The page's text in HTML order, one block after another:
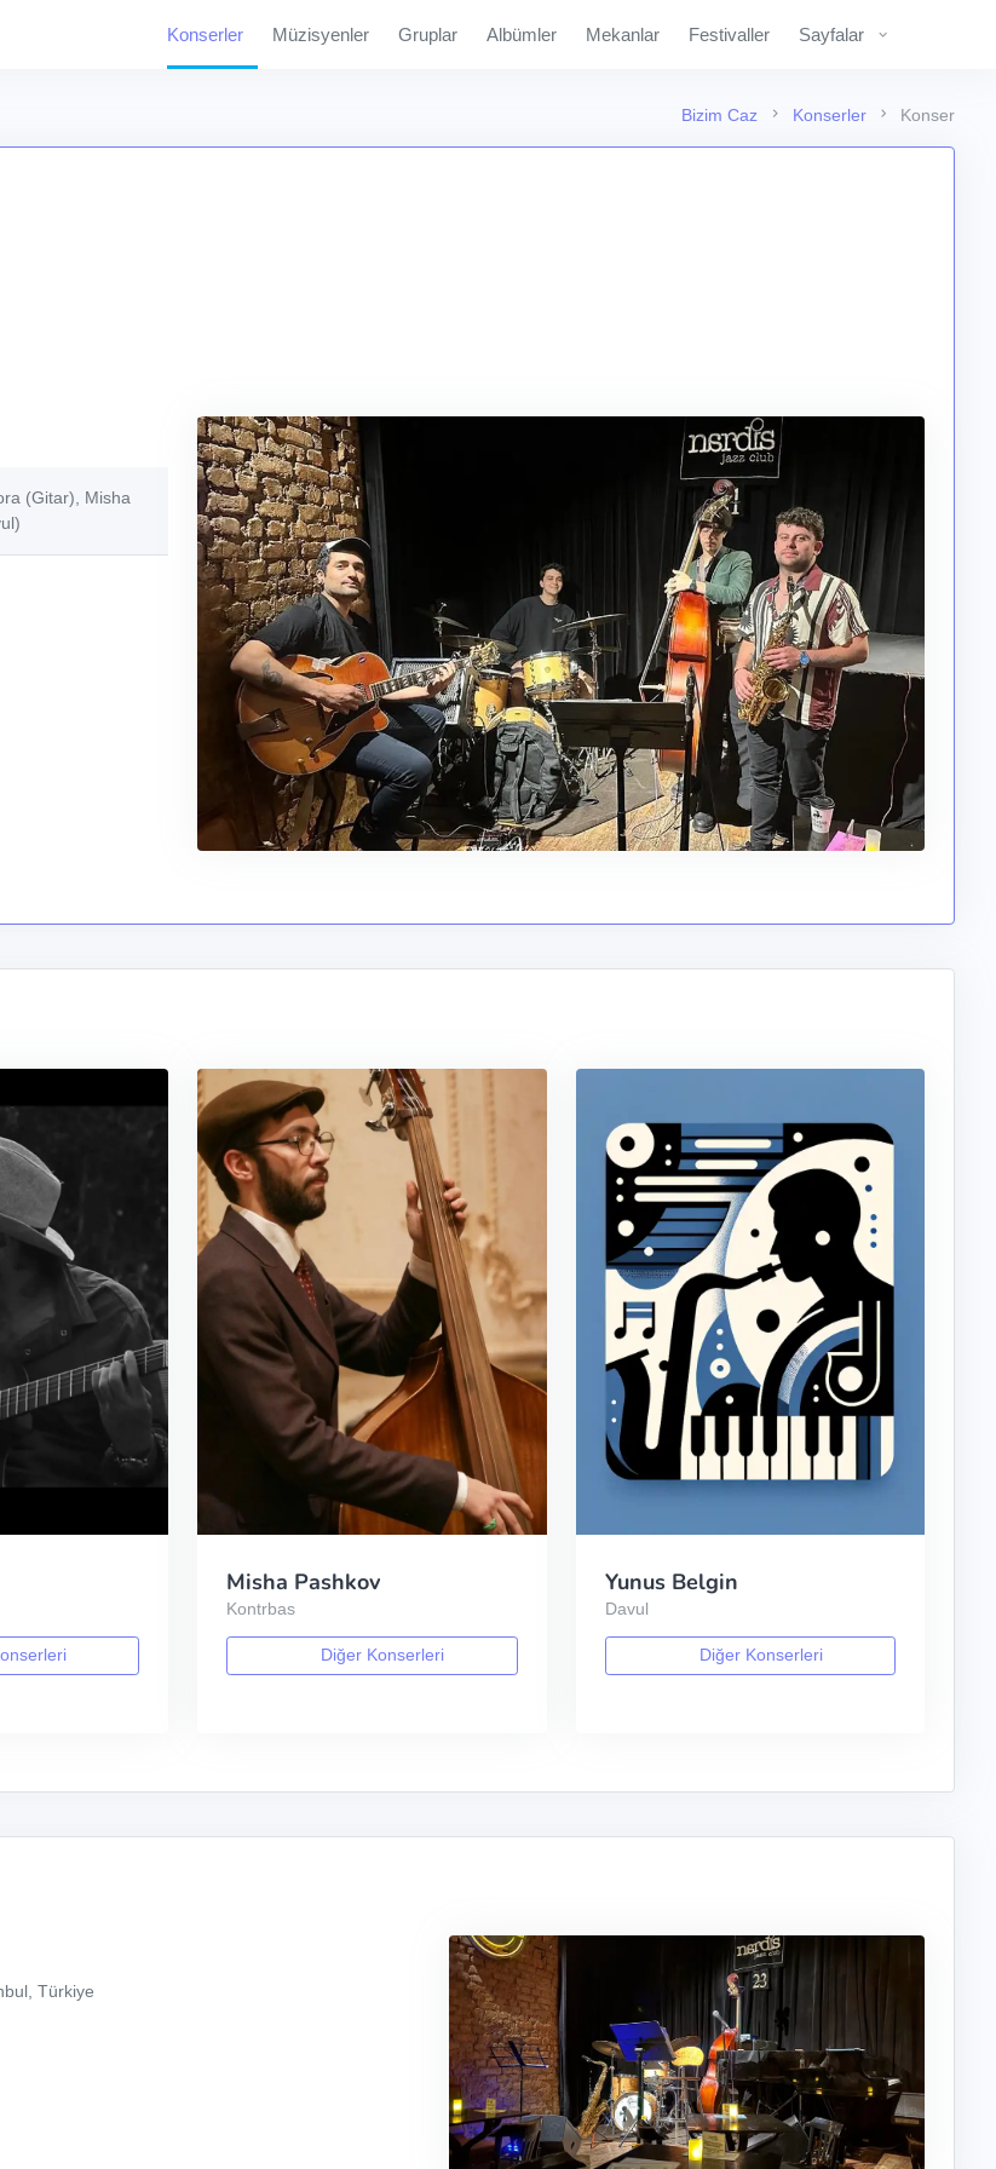
Konserler Müzisyenler Gruplar Albümler Mekanlar Festivaller Sayfalar
Bizim Caz Konserler Konser
(Gitar), Misha
Misha Pashkov
Kontrbas
Diğer Konserleri
Yunus Belgin
Davul
Diğer Konserleri
Türkiye